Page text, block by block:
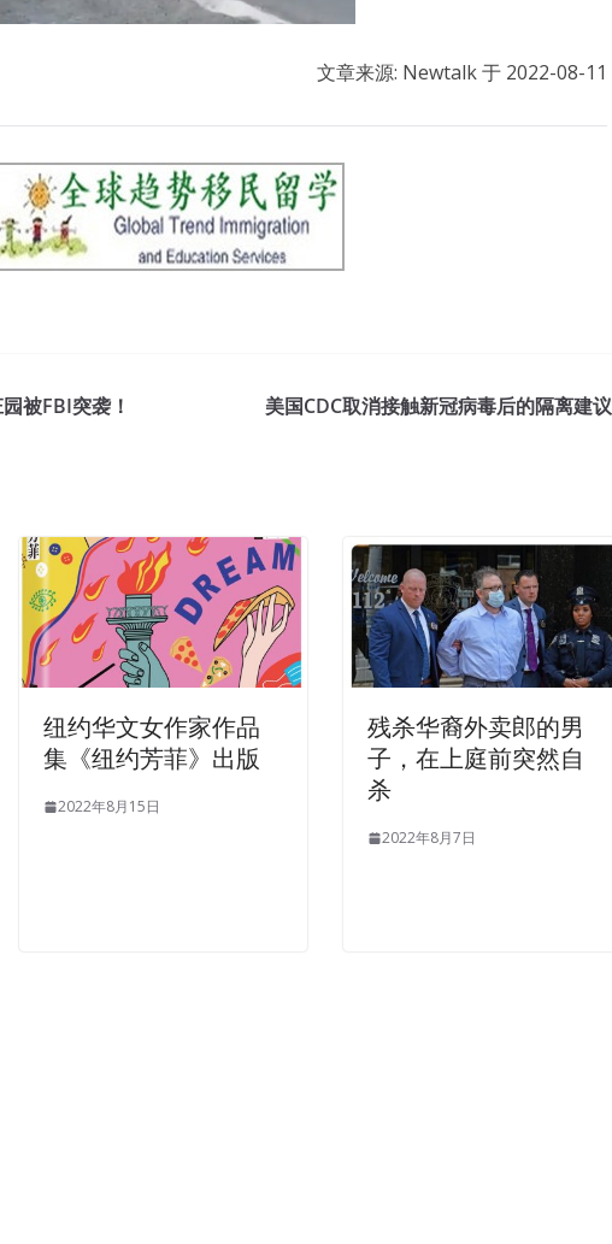
文章来源: Newtalk 于 2022-08-11
被FBI突袭！ 美国CDC取消接触新冠病毒后的隔离建议
纽约华文女作家作品
集《纽约芳菲》出版
2022年8月15日
残杀华裔外卖郎的男
子，在上庭前突然自
杀
2022年8月7日